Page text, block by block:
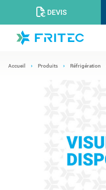
DEVIS
Accueil Produits Réfrigération